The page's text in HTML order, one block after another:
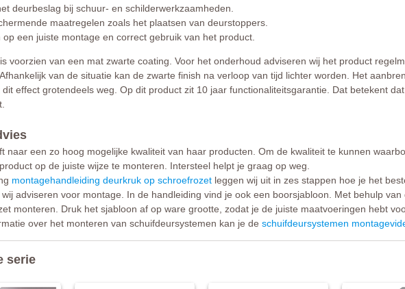
deurbeslag bij schuur- en schilderwerkzaamheden.
maatregelen zoals het plaatsen van deurstoppers.
op een juiste montage en correct gebruik van het product.
voorzien van een mat zwarte coating. Voor het onderhoud adviseren wij het product
van de situatie kan de zwarte finish na verloop van tijd lichter worden. Het
effect grotendeels weg. Op dit product zit 10 jaar functionaliteitsgarantie. Dat betekent
naar een zo hoog mogelijke kwaliteit van haar producten. Om de kwaliteit te kunnen
op de juiste wijze te monteren. Intersteel helpt je graag op weg.
montagehandleiding deurkruk op schroefrozet leggen wij uit in zes stappen hoe je het
adviseren voor montage. In de handleiding vind je ook een boorsjabloon. Met behulp
monteren. Druk het sjabloon af op ware grootte, zodat je de juiste maatvoeringen hebt
over het monteren van schuifdeursystemen kan je de schuifdeursystemen
serie